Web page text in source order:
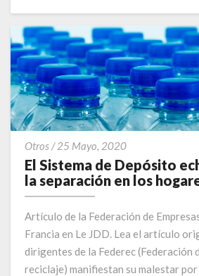
MORE
Otros/25 Mayo, 2020El
Sistema
de
por
tierra
la
separación
El Sistema de Depósito
la separación en los
Artículo de la Federación de
Francia en Le JDD. Lea el artículo
dirigentes de la Federec (Federación
reciclaje) manifiestan su malestar